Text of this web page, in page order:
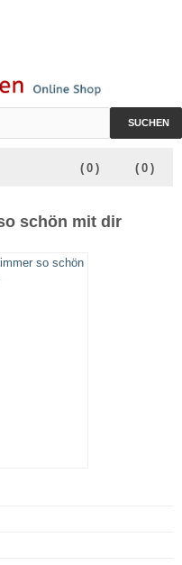
SUCHEN
( 0 )
( 0 )
schön mit dir